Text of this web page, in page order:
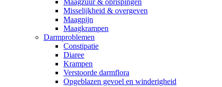
Misselijkheid & overgeven
Maagpijn
Maagkrampen
Darmproblemen
Constipatie
Diaree
Krampen
Verstoorde darmflora
Opgeblazen gevoel en winderigheid